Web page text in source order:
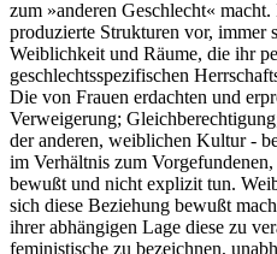
zum »anderen Geschlecht«
produzierte Strukturen vor, immer
Weiblichkeit und Räume, die ihr
geschlechtsspezifischen
Die von Frauen erdachten und
Verweigerung;
der anderen, weiblichen Kultur -
im Verhältnis zum
bewußt und nicht explizit tun.
sich diese Beziehung bewußt
ihrer abhängigen Lage diese zu
feministische zu bezeichnen,